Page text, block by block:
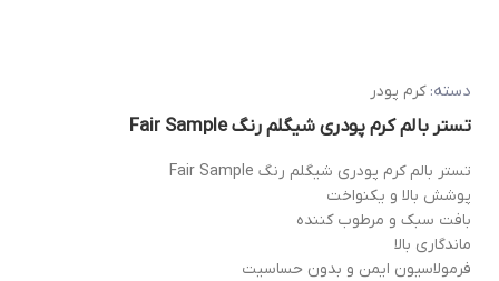
دسته: کرم پودر
تستر بالم کرم پودری شیگلم رنگ Fair Sample
تستر بالم کرم پودری شیگلم رنگ Fair Sample
پوشش بالا و یکنواخت
بافت سبک و مرطوب کننده
ماندگاری بالا
فرمولاسیون ایمن و بدون حساسیت